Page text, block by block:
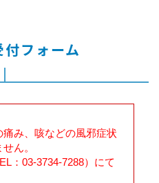
フォーム
み、咳などの風邪症状
ん。
：03-3734-7288）にて